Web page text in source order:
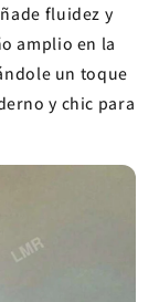
fluidez y
amplio en la
un toque
y chic para